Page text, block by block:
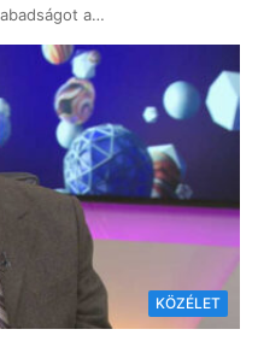
a…
KÖZÉLET